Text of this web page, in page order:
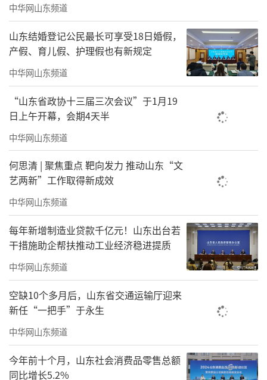
中华网山东频道
山东结婚登记公民最长可享受18日婚假，
产假、育儿假、护理假也有新规定
中华网山东频道
“山东省政协十三届三次会议”于1月19
日上午开幕，会期4天半
中华网山东频道
何思清 | 聚焦重点 靶向发力 推动山东“文
艺两新”工作取得新成效
中华网山东频道
每年新增制造业贷款千亿元！山东出台若
干措施助企帮扶推动工业经济稳进提质
中华网山东频道
空缺10个多月后，山东省交通运输厅迎来
新任“一把手”于永生
中华网山东频道
今年前十个月，山东社会消费品零售总额
同比增长5.2%